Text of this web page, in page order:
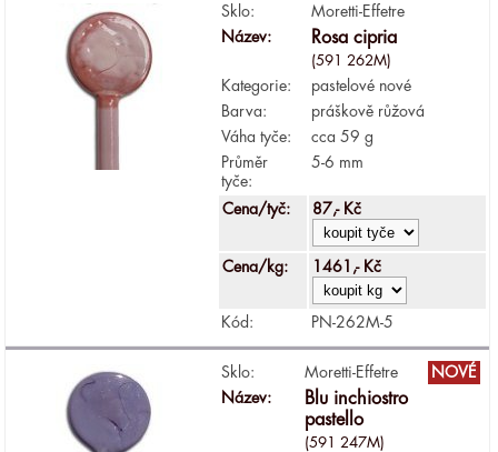
Sklo:
Moretti-Effetre
Název:
Rosa cipria
(591 262M)
Kategorie:
pastelové nové
Barva:
práškově růžová
Váha tyče:
cca 59 g
Průměr
tyče:
5-6 mm
Cena/tyč: 87,- Kč
Cena/kg: 1461,- Kč
Kód: PN-262M-5
NOVÉ
Sklo:
Moretti-Effetre
Název:
Blu inchiostro
pastello
(591 247M)